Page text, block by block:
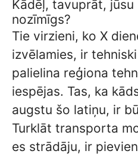
Kādēļ, tavuprāt,
nozīmīgs?
Tie virzieni, ko X
izvēlamies, ir
palielina reģiona
iespējas. Tas, ka
augstu šo latiņu, ir
Turklāt transporta
es strādāju, ir